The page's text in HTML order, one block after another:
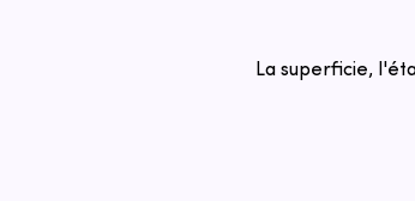
La superficie,